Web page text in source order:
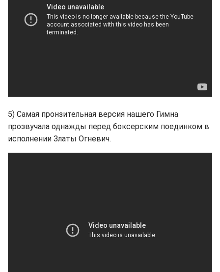
5) Самая пронзительная версия нашего Гимна
прозвучала однажды перед боксерским поединком в
исполнении Златы Огневич.